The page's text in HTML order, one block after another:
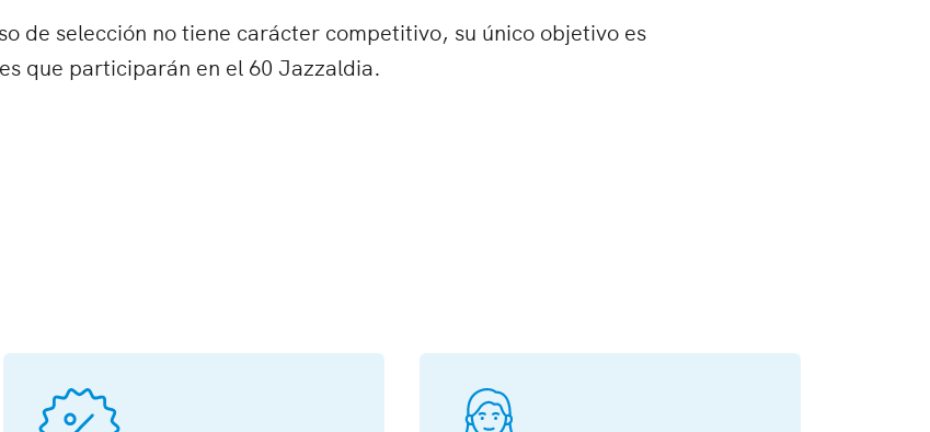
de selección no tiene carácter competitivo, su único objetivo es
que participarán en el 60 Jazzaldia.